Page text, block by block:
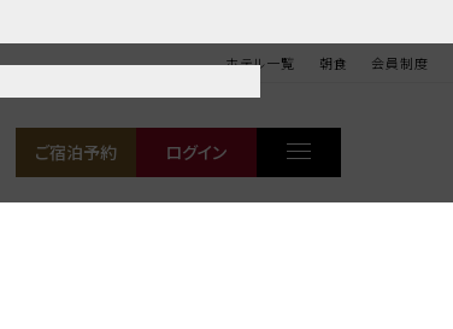
ホテル一覧 朝食 会員制度
ご宿泊予約 ログイン